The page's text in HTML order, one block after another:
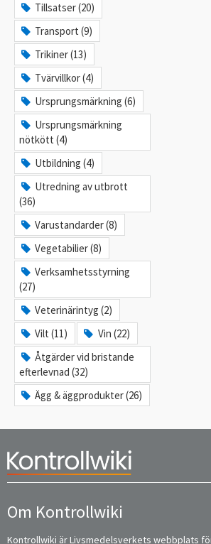
Tillsatser (20)
Transport (9)
Trikiner (13)
Tvärvillkor (4)
Ursprungsmärkning (6)
Ursprungsmärkning
nötkött (4)
Utbildning (4)
Utredning av utbrott
(36)
Varustandarder (8)
Vegetabilier (8)
Verksamhetsstyrning
(27)
Veterinärintyg (2)
Vilt (11)
Vin (22)
Åtgärder vid bristande
efterlevnad (32)
Ägg & äggprodukter (26)
Om Kontrollwiki
Kontrollwiki är Livsmedelsverkets webbplats